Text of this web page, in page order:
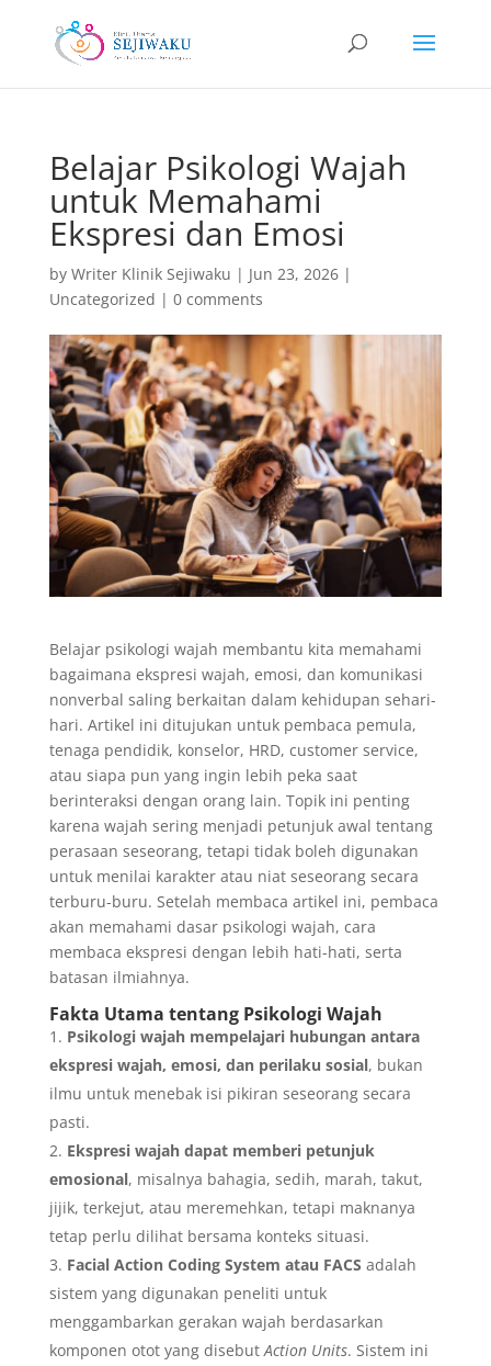
Belajar Psikologi Wajah
untuk Memahami
Ekspresi dan Emosi
by Writer Klinik Sejiwaku | Jun 23, 2026|
Uncategorized | 0 comments
Belajar psikologi wajah membantu kita memahami
bagaimana ekspresi wajah, emosi, dan komunikasi
nonverbal saling berkaitan dalam kehidupan sehari-
hari. Artikel ini ditujukan untuk pembaca pemula,
tenaga pendidik, konselor, HRD, customer service,
atau siapa pun yang ingin lebih peka saat
berinteraksi dengan orang lain. Topik ini penting
karena wajah sering menjadi petunjuk awal tentang
perasaan seseorang, tetapi tidak boleh digunakan
untuk menilai karakter atau niat seseorang secara
terburu-buru. Setelah membaca artikel ini, pembaca
akan memahami dasar psikologi wajah, cara
membaca ekspresi dengan lebih hati-hati, serta
batasan ilmiahnya.
Fakta Utama tentang Psikologi Wajah
Psikologi wajah mempelajari hubungan antara
ekspresi wajah, emosi, dan perilaku sosial, bukan
ilmu untuk menebak isi pikiran seseorang secara
pasti.
Ekspresi wajah dapat memberi petunjuk
emosional, misalnya bahagia, sedih, marah, takut,
jijik, terkejut, atau meremehkan, tetapi maknanya
tetap perlu dilihat bersama konteks situasi.
Facial Action Coding System atau FACS adalah
sistem yang digunakan peneliti untuk
menggambarkan gerakan wajah berdasarkan
komponen otot yang disebutAction Units. Sistem ini